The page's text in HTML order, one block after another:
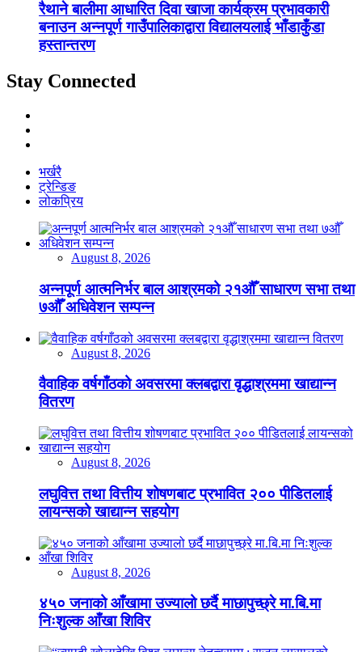
रैथाने बालीमा आधारित दिवा खाजा कार्यक्रम प्रभावकारी
बनाउन अन्नपूर्ण गाउँपालिकाद्वारा विद्यालयलाई भाँडाकुँडा
हस्तान्तरण
Stay Connected
भर्खरै
ट्रेन्डिङ
लोकप्रिय
August 8, 2026
अन्नपूर्ण आत्मनिर्भर बाल आश्रमको २१औँ साधारण सभा तथा
७औँ अधिवेशन सम्पन्न
August 8, 2026
वैवाहिक वर्षगाँठको अवसरमा क्लबद्वारा वृद्धाश्रममा खाद्यान्न
वितरण
August 8, 2026
लघुवित्त तथा वित्तीय शोषणबाट प्रभावित २०० पीडितलाई
लायन्सको खाद्यान्न सहयोग
August 8, 2026
४५० जनाको आँखामा उज्यालो छर्दै माछापुच्छ्रे मा.बि.मा
निःशुल्क आँखा शिविर